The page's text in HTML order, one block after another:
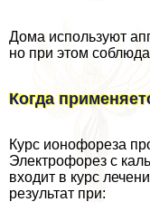
Дома используют
но при этом
Когда
Курс ионофореза
Электрофорез с
входит в курс
результат при: